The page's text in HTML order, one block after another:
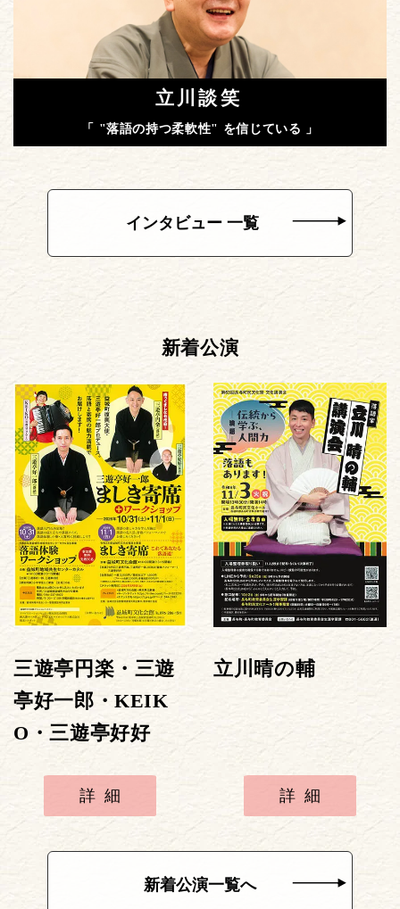
立川談笑
「 "落語の持つ柔軟性" を信じている 」
インタビュー 一覧
新着公演
三遊亭円楽・三遊
亭好一郎・KEIK
O・三遊亭好好
詳細
立川晴の輔
詳細
新着公演一覧へ